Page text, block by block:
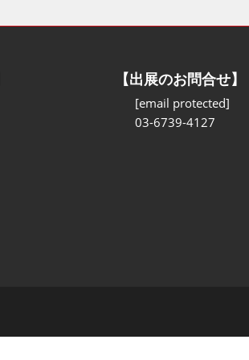
【出展のお問合せ】
[email protected]
03-6739-4127